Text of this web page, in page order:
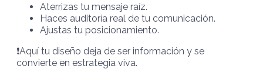
Aterrizas tu mensaje raíz.
Haces auditoría real de tu comunicación.
Ajustas tu posicionamiento.
❗️Aquí tu diseño deja de ser información y se
convierte en estrategia viva.